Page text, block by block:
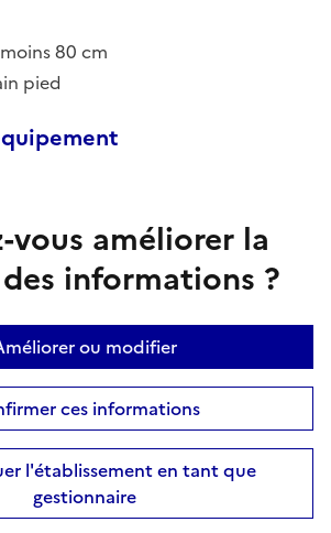
80 cm
pied
vous améliorer la
informations ?
ou modifier
ces informations
l'établissement en tant que
gestionnaire